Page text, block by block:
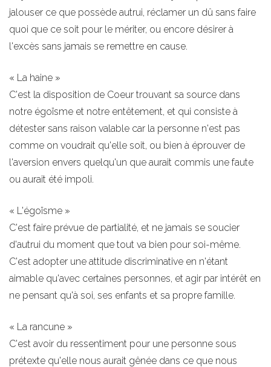
jalouser ce que possède autrui, réclamer un dû sans faire
quoi que ce soit pour le mériter, ou encore désirer à
l'excès sans jamais se remettre en cause.
« La haine »
C'est la disposition de Coeur trouvant sa source dans
notre égoïsme et notre entêtement, et qui consiste à
détester sans raison valable car la personne n'est pas
comme on voudrait qu'elle soit, ou bien à éprouver de
l'aversion envers quelqu'un que aurait commis une faute
ou aurait été impoli.
« L'égoïsme »
C'est faire prévue de partialité, et ne jamais se soucier
d'autrui du moment que tout va bien pour soi-même.
C'est adopter une attitude discriminative en n'étant
aimable qu'avec certaines personnes, et agir par intérêt en
ne pensant qu'à soi, ses enfants et sa propre famille.
« La rancune »
C'est avoir du ressentiment pour une personne sous
prétexte qu'elle nous aurait gênée dans ce que nous